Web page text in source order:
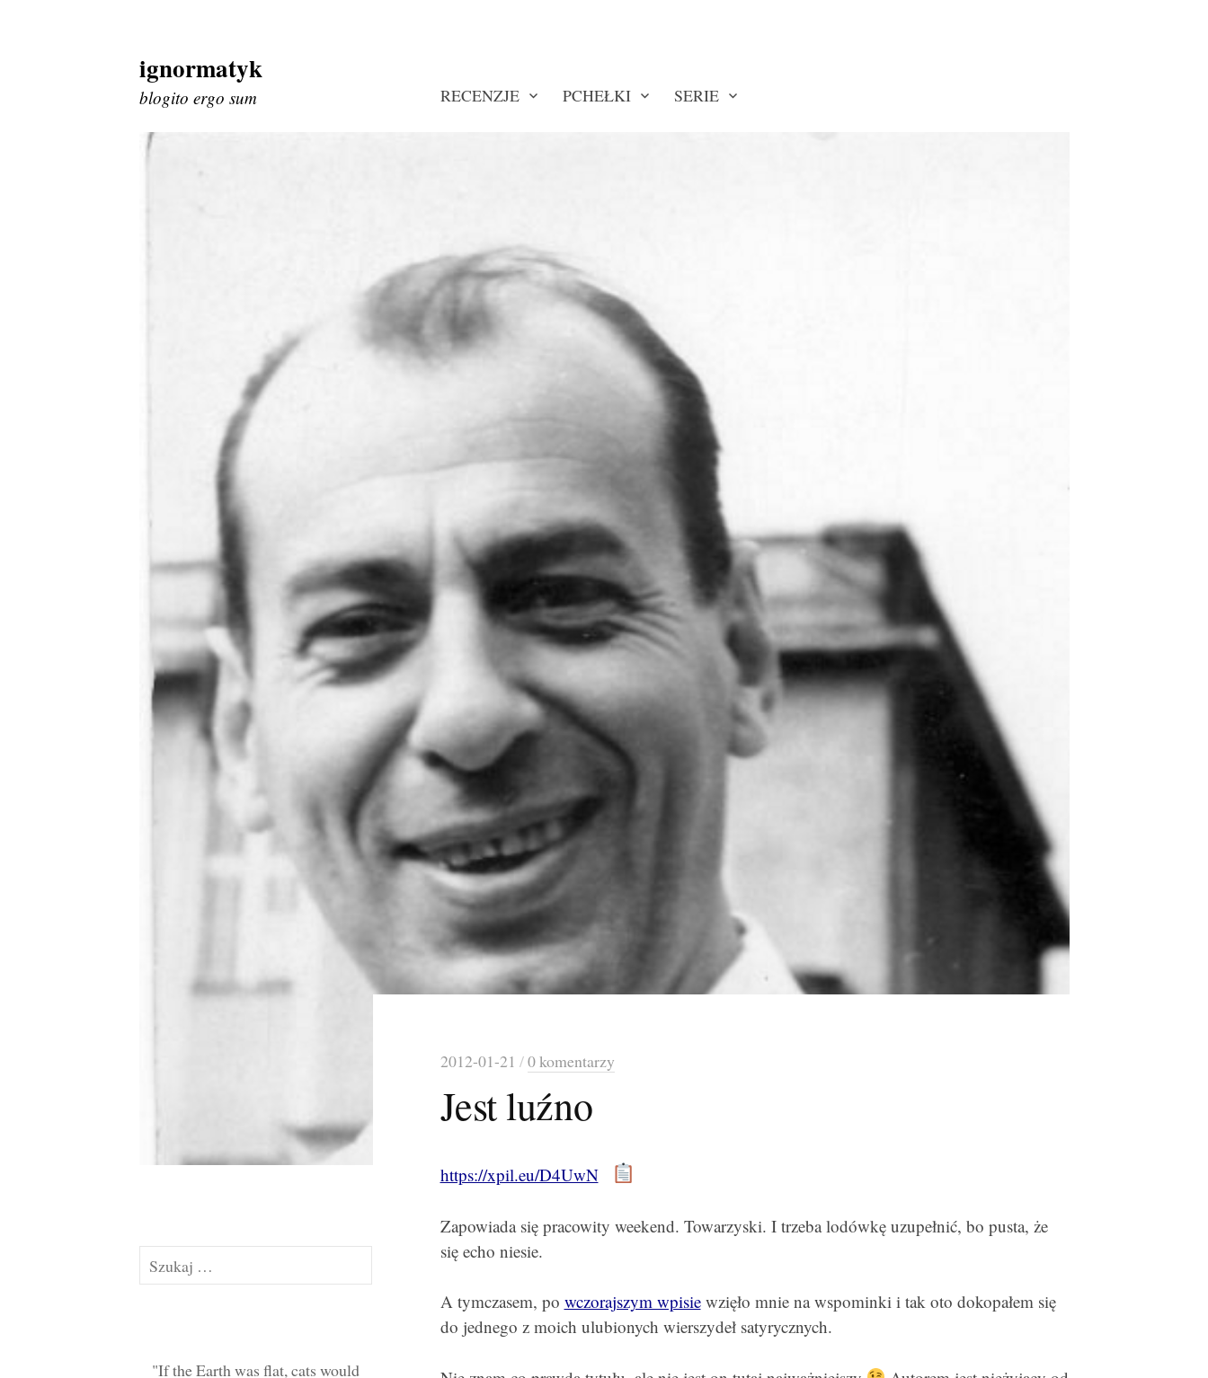
Skip
to
content
ignormatyk
blogito ergo sum RECENZJE PCHEŁKI SERIE
2012-01-21 /0 komentarzy
Jest luźno
https://xpil.eu/D4UwN
Zapowiada się pracowity weekend. Towarzyski. I trzeba lodówkę uzupełnić, bo pusta, że
się echo niesie.
A tymczasem, po wczorajszym wpisiewzięło mnie na wspominki i tak oto dokopałem się
do jednego z moich ulubionych wierszydeł satyrycznych.
Szukaj:
If the Earth was flat, cats would